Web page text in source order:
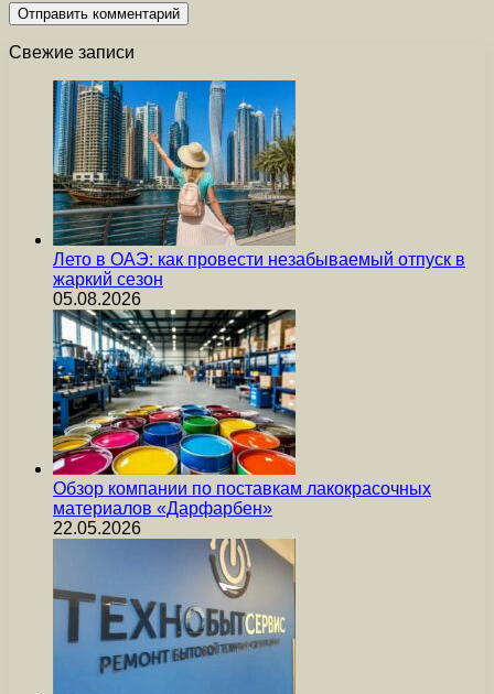
Свежие записи
Лето в ОАЭ: как провести незабываемый отпуск в
жаркий сезон
05.08.2026
Обзор компании по поставкам лакокрасочных
материалов «Дарфарбен»
22.05.2026